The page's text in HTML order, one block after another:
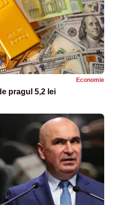
Economie
pragul 5,2 lei